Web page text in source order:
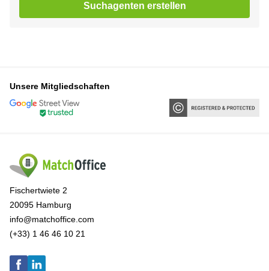
Suchagenten erstellen
Unsere Mitgliedschaften
Fischertwiete 2
20095 Hamburg
info@matchoffice.com
(+33) 1 46 46 10 21